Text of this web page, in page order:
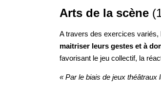
Arts de la scène
A travers des exercices variés,
maitriser leurs gestes et à
favorisant le jeu collectif, la
« Par le biais de jeux théâtraux